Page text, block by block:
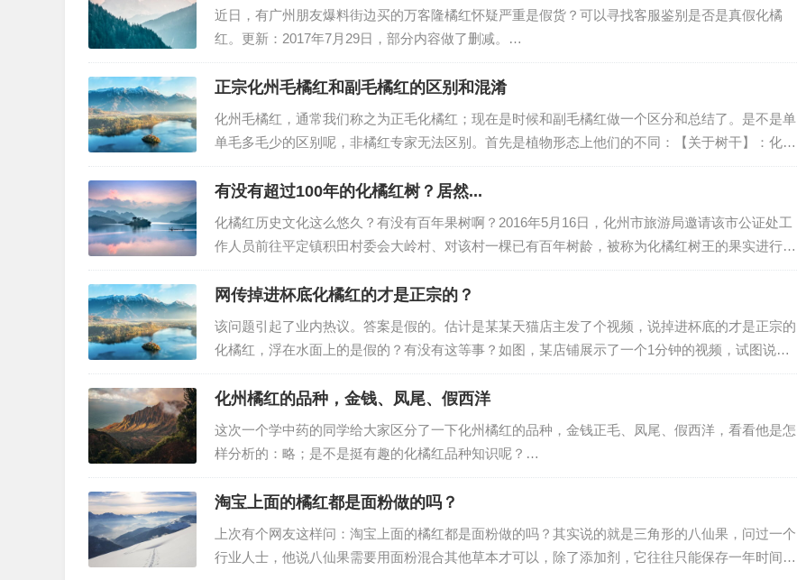
近日，有广州朋友爆料街边买的万客隆橘红怀疑严重是假货？可以寻找客服鉴别是否是真假化橘
红。更新：2017年7月29日，部分内容做了删减。…
正宗化州毛橘红和副毛橘红的区别和混淆
化州毛橘红，通常我们称之为正毛化橘红；现在是时候和副毛橘红做一个区分和总结了。是不是单
单毛多毛少的区别呢，非橘红专家无法区别。首先是植物形态上他们的不同：【关于树干】：化州
毛橘红树，常绿灌木，主干短粗，一般高0.5-1 米，树冠高…
有没有超过100年的化橘红树？居然...
化橘红历史文化这么悠久？有没有百年果树啊？2016年5月16日，化州市旅游局邀请该市公证处工
作人员前往平定镇积田村委会大岭村、对该村一棵已有百年树龄，被称为化橘红树王的果实进行公
证，并将其加工产品作慈善拍卖。据了解，这棵被称为树王的化橘红树是平定镇积田村委会大岭村
村民陈草金老伯的父亲在民国五年即19…
网传掉进杯底化橘红的才是正宗的？
该问题引起了业内热议。答案是假的。估计是某某天猫店主发了个视频，说掉进杯底的才是正宗的
化橘红，浮在水面上的是假的？有没有这等事？如图，某店铺展示了一个1分钟的视频，试图说明
他家的橘红才是真品，事实上是吗？事实上，化橘红的生产方向有2条，一条是食品方向，一条是
药品方向。很明显，视频当中右边的杯子的“*…
化州橘红的品种，金钱、凤尾、假西洋
这次一个学中药的同学给大家区分了一下化州橘红的品种，金钱正毛、凤尾、假西洋，看看他是怎
样分析的：略；是不是挺有趣的化橘红品种知识呢？…
淘宝上面的橘红都是面粉做的吗？
上次有个网友这样问：淘宝上面的橘红都是面粉做的吗？其实说的就是三角形的八仙果，问过一个
行业人士，他说八仙果需要用面粉混合其他草本才可以，除了添加剂，它往往只能保存一年时间。